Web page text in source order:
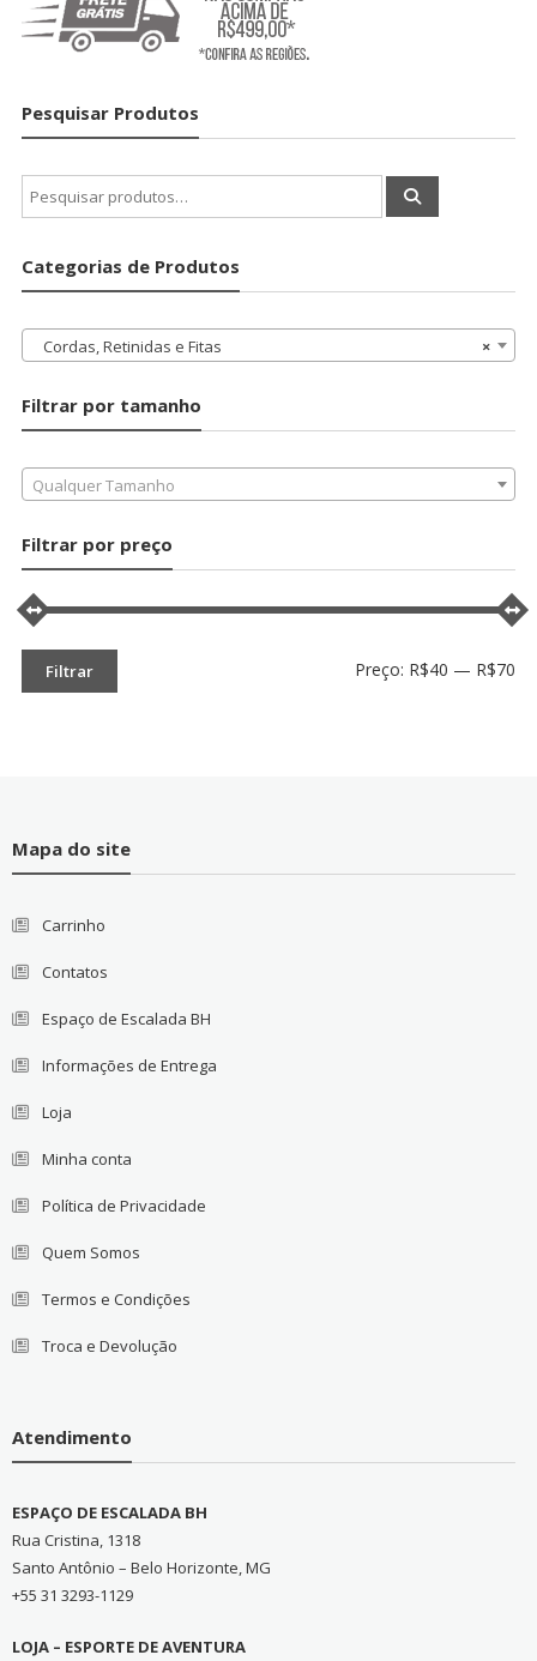
Pesquisar Produtos
Pesquisar
por:
Categorias de Produtos
×
Cordas, Retinidas e Fitas
Filtrar por tamanho
Qualquer Tamanho
Filtrar por preço
Filtrar Preço: R$40 — R$70
Mapa do site
Carrinho
Contatos
Espaço de Escalada BH
Informações de Entrega
Loja
Minha conta
Política de Privacidade
Quem Somos
Termos e Condições
Troca e Devolução
Atendimento
ESPAÇO DE ESCALADA BH
Rua Cristina, 1318
Santo Antônio – Belo Horizonte, MG
+55 31 3293-1129
LOJA – ESPORTE DE AVENTURA